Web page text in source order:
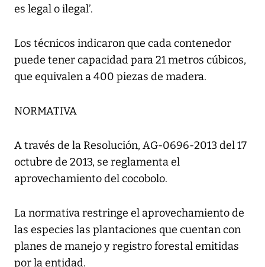
es legal o ilegal’.
Los técnicos indicaron que cada contenedor
puede tener capacidad para 21 metros cúbicos,
que equivalen a 400 piezas de madera.
NORMATIVA
A través de la Resolución, AG-0696-2013 del 17
octubre de 2013, se reglamenta el
aprovechamiento del cocobolo.
La normativa restringe el aprovechamiento de
las especies las plantaciones que cuentan con
planes de manejo y registro forestal emitidas
por la entidad.